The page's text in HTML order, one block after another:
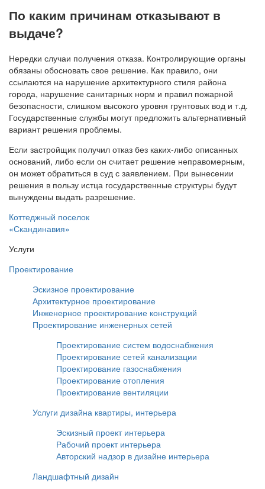
По каким причинам отказывают в
выдаче?
Нередки случаи получения отказа. Контролирующие органы
обязаны обосновать свое решение. Как правило, они
ссылаются на нарушение архитектурного стиля района
города, нарушение санитарных норм и правил пожарной
безопасности, слишком высокого уровня грунтовых вод и т.д.
Государственные службы могут предложить альтернативный
вариант решения проблемы.
Если застройщик получил отказ без каких-либо описанных
оснований, либо если он считает решение неправомерным,
он может обратиться в суд с заявлением. При вынесении
решения в пользу истца государственные структуры будут
вынуждены выдать разрешение.
Коттеджный поселок
«Скандинавия»
Услуги
Проектирование
Эскизное проектирование
Архитектурное проектирование
Инженерное проектирование конструкций
Проектирование инженерных сетей
Проектирование систем водоснабжения
Проектирование сетей канализации
Проектирование газоснабжения
Проектирование отопления
Проектирование вентиляции
Услуги дизайна квартиры, интерьера
Эскизный проект интерьера
Рабочий проект интерьера
Авторский надзор в дизайне интерьера
Ландшафтный дизайн